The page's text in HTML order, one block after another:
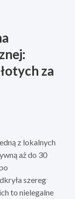
za
z lokalnych
aż do 30
szereg
to nielegalne